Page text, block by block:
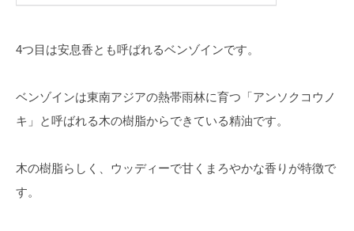
4つ目は安息香とも呼ばれるベンゾインです。
ベンゾインは東南アジアの熱帯雨林に育つ「アンソクコウノ
キ」と呼ばれる木の樹脂からできている精油です。
木の樹脂らしく、ウッディーで甘くまろやかな香りが特徴で
す。